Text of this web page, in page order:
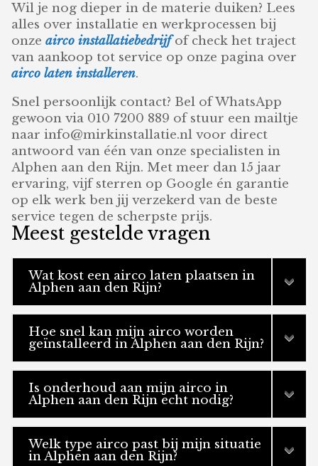
Wil je nog dieper in de materie duiken? Lees
alles over installatie en werkprocessen bij
onzeairco installatiebedrijfof check het traject
van aankoop tot service op onze pagina over
airco laten installeren.
Snel persoonlijk contact? Bel of WhatsApp
gewoon via 010 7200 889 of stuur een mailtje
naar info@mirkinstallatie.nl voor direct
antwoord van één van onze specialisten in
Alphen aan den Rijn. Met meer dan 15 jaar
ervaring, vijf sterren op Google én garantie
op elk werk ben jij verzekerd van de beste
service tegen de scherpste prijs.
Meest gestelde vragen
Wat kost een airco laten plaatsen in
Alphen aan den Rijn?
Hoe snel kan mijn airco worden
geïnstalleerd in Alphen aan den Rijn?
Is onderhoud aan mijn airco in
Alphen aan den Rijn echt nodig?
Welk type airco past bij mijn situatie
in Alphen aan den Rijn?